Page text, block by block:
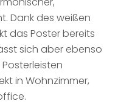
Dank des weißen
das Poster bereits
sich aber ebenso
in Wohnzimmer,